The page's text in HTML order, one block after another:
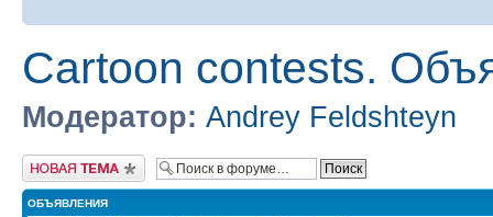
Cartoon contests.
Модератор: Andrey Feldshteyn
Новая тема
ОБЪЯВЛЕНИЯ